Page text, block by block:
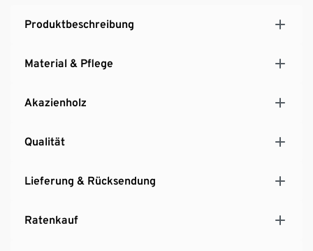
Produktbeschreibung
Material & Pflege
Akazienholz
Qualität
Lieferung & Rücksendung
Ratenkauf